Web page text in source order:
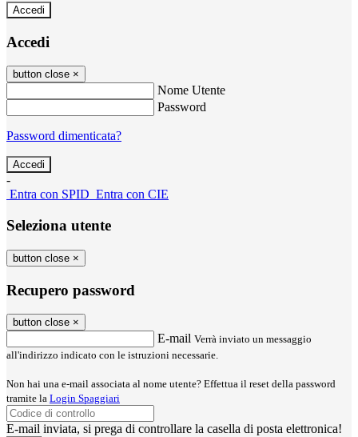
Accedi
Accedi
button close ×
Nome Utente
Password
Password dimenticata?
-
Entra con SPID Entra con CIE
Seleziona utente
button close ×
Recupero password
button close ×
E-mail Verrà inviato un messaggio
all'indirizzo indicato con le istruzioni necessarie.
Non hai una e-mail associata al nome utente? Effettua il reset della password
tramite la Login Spaggiari
E-mail inviata, si prega di controllare la casella di posta elettronica!